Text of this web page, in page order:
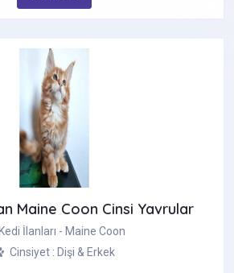
Maine Coon Cinsi Yavrular
İlanları - Maine Coon
Cinsiyet : Dişi & Erkek